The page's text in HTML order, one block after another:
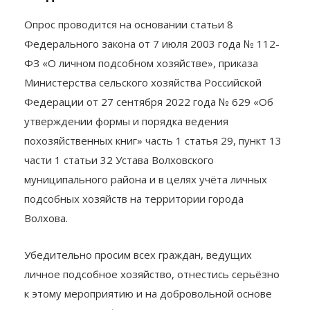
Опрос проводится на основании статьи 8
Федерального закона от 7 июля 2003 года № 112-
ФЗ «О личном подсобном хозяйстве», приказа
Министерства сельского хозяйства Российской
Федерации от 27 сентября 2022 года № 629 «Об
утверждении формы и порядка ведения
похозяйственных книг» часть 1 статья 29, пункт 13
части 1 статьи 32 Устава Волховского
муниципального района и в целях учёта личных
подсобных хозяйств на территории города
Волхова.
Убедительно просим всех граждан, ведущих
личное подсобное хозяйство, отнестись серьёзно
к этому мероприятию и на добровольной основе